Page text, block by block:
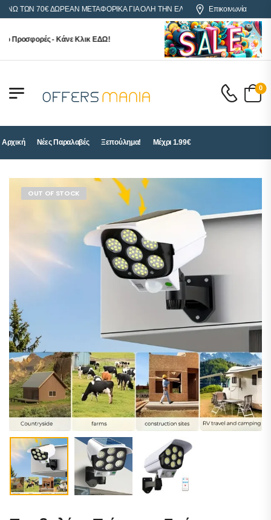
70€ ΔΩΡΕΑΝ ΜΕΤΑΦΟΡΙΚΑ ΓΙΑ ΟΛΗ ΤΗΝ ΕΛΛΑΔΑ Επικοινωνία
- Κάνε Κλικ ΕΔΩ!
0
Αρχική Νέες Παραλαβές Ξεπούλημα! Μέχρι 1.99€
OUT OF STOCK